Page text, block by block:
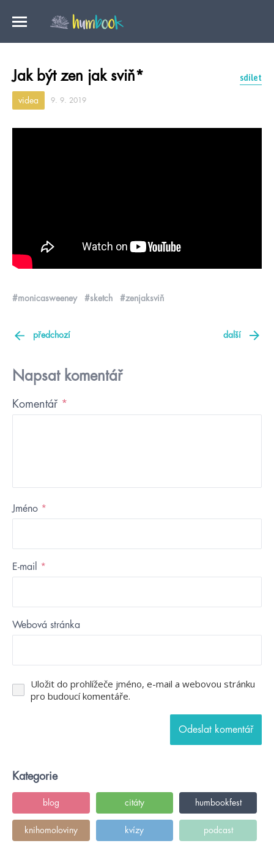
Jak být zen jak sviň* sdílet
videa 9. 9. 2019
#monicasweeney #sketch #zenjaksviň
předchozí další
Napsat komentář
Komentář *
Jméno *
E-mail *
Webová stránka
Uložit do prohlížeče jméno, e-mail a webovou stránku
pro budoucí komentáře.
Kategorie
blog citáty humbookfest
knihomoloviny kvízy podcast